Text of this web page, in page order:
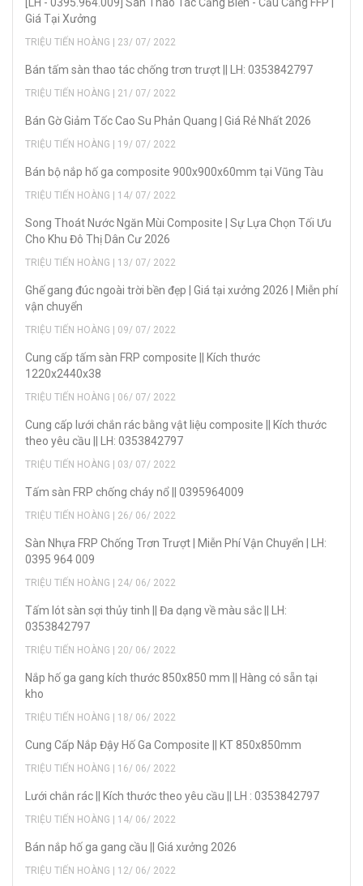
Giá Tại Xưởng
TRIỆU TIẾN HOÀNG | 23/ 07/ 2022
Bán tấm sàn thao tác chống trơn trượt || LH: 0353842797
TRIỆU TIẾN HOÀNG | 21/ 07/ 2022
Bán Gờ Giảm Tốc Cao Su Phản Quang | Giá Rẻ Nhất 2026
TRIỆU TIẾN HOÀNG | 19/ 07/ 2022
Bán bộ nắp hố ga composite 900x900x60mm tại Vũng Tàu
TRIỆU TIẾN HOÀNG | 14/ 07/ 2022
Song Thoát Nước Ngăn Mùi Composite | Sự Lựa Chọn Tối Ưu
Cho Khu Đô Thị Dân Cư 2026
TRIỆU TIẾN HOÀNG | 13/ 07/ 2022
Ghế gang đúc ngoài trời bền đẹp | Giá tại xưởng 2026 | Miễn phí
vận chuyển
TRIỆU TIẾN HOÀNG | 09/ 07/ 2022
Cung cấp tấm sàn FRP composite || Kích thước
1220x2440x38
TRIỆU TIẾN HOÀNG | 06/ 07/ 2022
Cung cấp lưới chắn rác bằng vật liệu composite || Kích thước
theo yêu cầu || LH: 0353842797
TRIỆU TIẾN HOÀNG | 03/ 07/ 2022
Tấm sàn FRP chống cháy nổ || 0395964009
TRIỆU TIẾN HOÀNG | 26/ 06/ 2022
Sàn Nhựa FRP Chống Trơn Trượt | Miễn Phí Vận Chuyển | LH:
0395 964 009
TRIỆU TIẾN HOÀNG | 24/ 06/ 2022
Tấm lót sàn sợi thủy tinh || Đa dạng về màu sắc || LH:
0353842797
TRIỆU TIẾN HOÀNG | 20/ 06/ 2022
Nắp hố ga gang kích thước 850x850 mm || Hàng có sẵn tại
kho
TRIỆU TIẾN HOÀNG | 18/ 06/ 2022
Cung Cấp Nắp Đậy Hố Ga Composite || KT 850x850mm
TRIỆU TIẾN HOÀNG | 16/ 06/ 2022
Lưới chắn rác || Kích thước theo yêu cầu || LH : 0353842797
TRIỆU TIẾN HOÀNG | 14/ 06/ 2022
Bán nắp hố ga gang cầu || Giá xưởng 2026
TRIỆU TIẾN HOÀNG | 12/ 06/ 2022